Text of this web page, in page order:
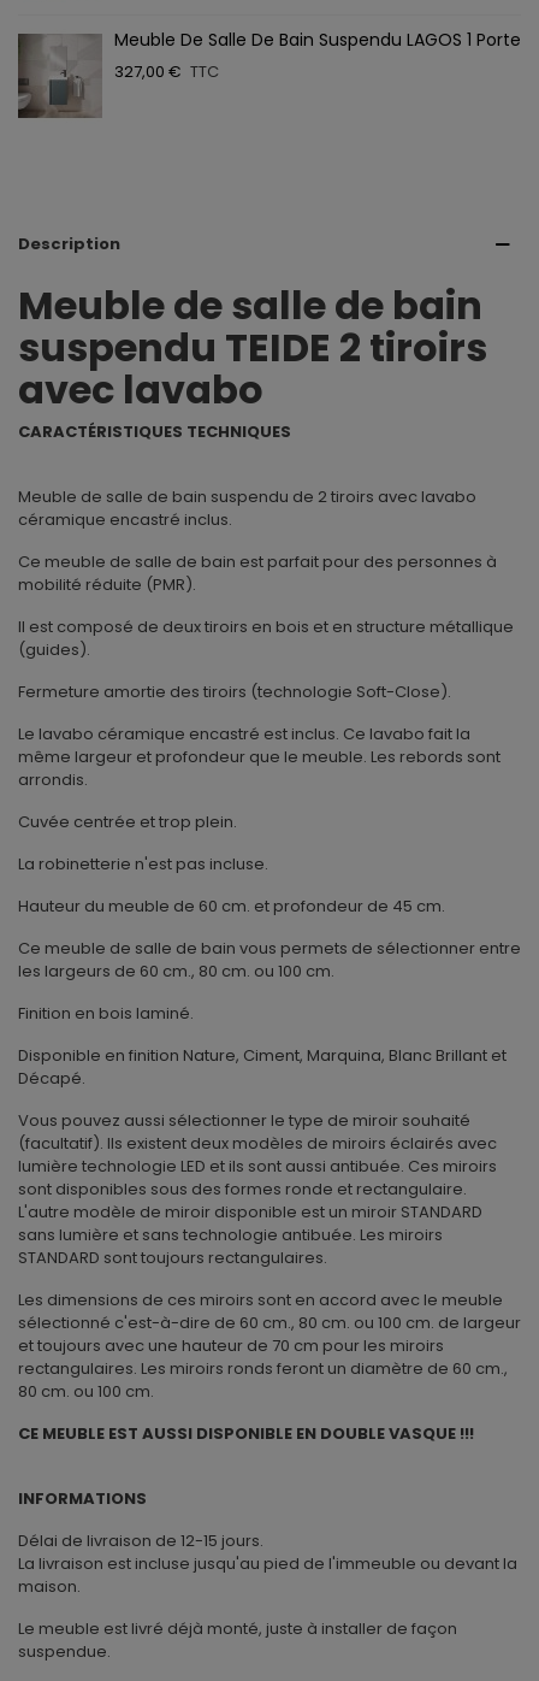
Meuble De Salle De Bain Suspendu LAGOS 1 Porte
327,00 € TTC
Description
Meuble de salle de bain
suspendu TEIDE 2 tiroirs
avec lavabo
CARACTÉRISTIQUES TECHNIQUES
Meuble de salle de bain suspendu de 2 tiroirs avec lavabo
céramique encastré inclus.
Ce meuble de salle de bain est parfait pour des personnes à
mobilité réduite (PMR).
Il est composé de deux tiroirs en bois et en structure métallique
(guides).
Fermeture amortie des tiroirs (technologie Soft-Close).
Le lavabo céramique encastré est inclus. Ce lavabo fait la
même largeur et profondeur que le meuble. Les rebords sont
arrondis.
Cuvée centrée et trop plein.
La robinetterie n'est pas incluse.
Hauteur du meuble de 60 cm. et profondeur de 45 cm.
Ce meuble de salle de bain vous permets de sélectionner entre
les largeurs de 60 cm., 80 cm. ou 100 cm.
Finition en bois laminé.
Disponible en finition Nature, Ciment, Marquina, Blanc Brillant et
Décapé.
Vous pouvez aussi sélectionner le type de miroir souhaité
(facultatif). Ils existent deux modèles de miroirs éclairés avec
lumière technologie LED et ils sont aussi antibuée. Ces miroirs
sont disponibles sous des formes ronde et rectangulaire.
L'autre modèle de miroir disponible est un miroir STANDARD
sans lumière et sans technologie antibuée. Les miroirs
STANDARD sont toujours rectangulaires.
Les dimensions de ces miroirs sont en accord avec le meuble
sélectionné c'est-à-dire de 60 cm., 80 cm. ou 100 cm. de largeur
et toujours avec une hauteur de 70 cm pour les miroirs
rectangulaires. Les miroirs ronds feront un diamètre de 60 cm.,
80 cm. ou 100 cm.
CE MEUBLE EST AUSSI DISPONIBLE EN DOUBLE VASQUE !!!
INFORMATIONS
Délai de livraison de 12-15 jours.
La livraison est incluse jusqu'au pied de l'immeuble ou devant la
maison.
Le meuble est livré déjà monté, juste à installer de façon
suspendue.